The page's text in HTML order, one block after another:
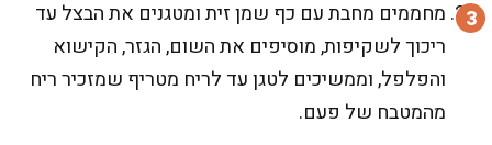
מחממים מחבת עם כף שמן זית ומטגנים את הבצל עד
ריכוך לשקיפות, מוסיפים את השום, הגזר, הקישוא
והפלפל, וממשיכים לטגן עד לריח מטריף שמזכיר ריח
מהמטבח של פעם.